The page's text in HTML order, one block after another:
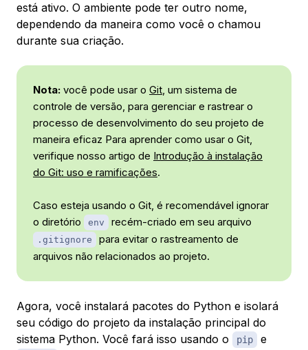
está ativo. O ambiente pode ter outro nome,
dependendo da maneira como você o chamou
durante sua criação.
Nota: você pode usar o Git, um sistema de
controle de versão, para gerenciar e rastrear o
processo de desenvolvimento do seu projeto de
maneira eficaz Para aprender como usar o Git,
verifique nosso artigo de Introdução à instalação
do Git: uso e ramificações.
Caso esteja usando o Git, é recomendável ignorar
o diretório
env recém-criado em seu arquivo
.gitignore
para evitar o rastreamento de
arquivos não relacionados ao projeto.
Agora, você instalará pacotes do Python e isolará
seu código do projeto da instalação principal do
sistema Python. Você fará isso usando o
pip
e